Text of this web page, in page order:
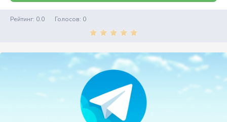
Рейтинг: 0.0 Голосов: 0